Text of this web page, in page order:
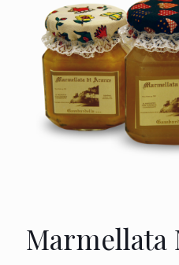
Marmellata